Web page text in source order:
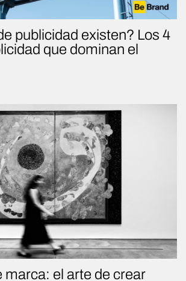
publicidad existen? Los 4
que dominan el
marca: el arte de crear